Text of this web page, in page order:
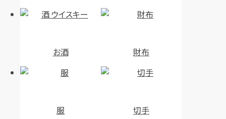
お酒 財布
服 切手